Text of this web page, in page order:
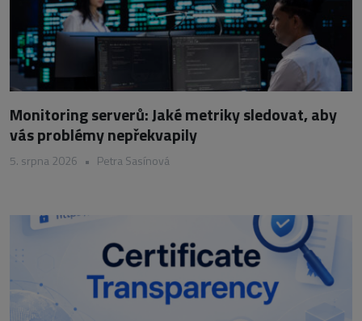
Monitoring serverů: Jaké metriky sledovat, aby
vás problémy nepřekvapily
5. srpna 2026 • Petra Sasínová